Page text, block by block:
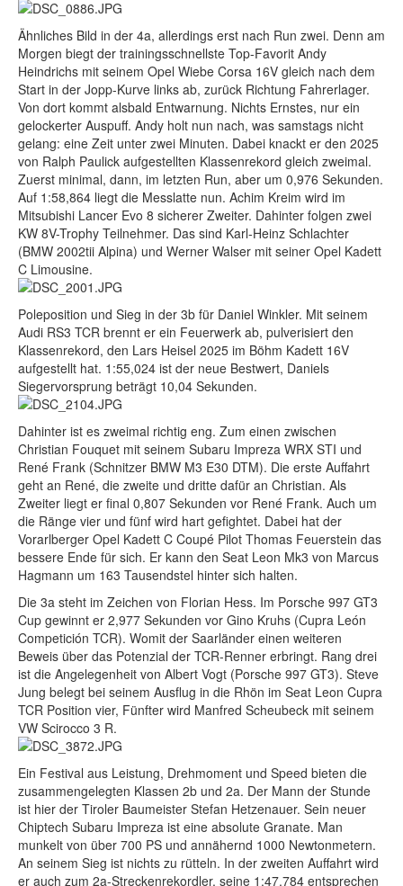
Ähnliches Bild in der 4a, allerdings erst nach Run zwei. Denn am
Morgen biegt der trainingsschnellste Top-Favorit Andy
Heindrichs mit seinem Opel Wiebe Corsa 16V gleich nach dem
Start in der Jopp-Kurve links ab, zurück Richtung Fahrerlager.
Von dort kommt alsbald Entwarnung. Nichts Ernstes, nur ein
gelockerter Auspuff. Andy holt nun nach, was samstags nicht
gelang: eine Zeit unter zwei Minuten. Dabei knackt er den 2025
von Ralph Paulick aufgestellten Klassenrekord gleich zweimal.
Zuerst minimal, dann, im letzten Run, aber um 0,976 Sekunden.
Auf 1:58,864 liegt die Messlatte nun. Achim Kreim wird im
Mitsubishi Lancer Evo 8 sicherer Zweiter. Dahinter folgen zwei
KW 8V-Trophy Teilnehmer. Das sind Karl-Heinz Schlachter
(BMW 2002tii Alpina) und Werner Walser mit seiner Opel Kadett
C Limousine.
Poleposition und Sieg in der 3b für Daniel Winkler. Mit seinem
Audi RS3 TCR brennt er ein Feuerwerk ab, pulverisiert den
Klassenrekord, den Lars Heisel 2025 im Böhm Kadett 16V
aufgestellt hat. 1:55,024 ist der neue Bestwert, Daniels
Siegervorsprung beträgt 10,04 Sekunden.
Dahinter ist es zweimal richtig eng. Zum einen zwischen
Christian Fouquet mit seinem Subaru Impreza WRX STI und
René Frank (Schnitzer BMW M3 E30 DTM). Die erste Auffahrt
geht an René, die zweite und dritte dafür an Christian. Als
Zweiter liegt er final 0,807 Sekunden vor René Frank. Auch um
die Ränge vier und fünf wird hart gefightet. Dabei hat der
Vorarlberger Opel Kadett C Coupé Pilot Thomas Feuerstein das
bessere Ende für sich. Er kann den Seat Leon Mk3 von Marcus
Hagmann um 163 Tausendstel hinter sich halten.
Die 3a steht im Zeichen von Florian Hess. Im Porsche 997 GT3
Cup gewinnt er 2,977 Sekunden vor Gino Kruhs (Cupra León
Competición TCR). Womit der Saarländer einen weiteren
Beweis über das Potenzial der TCR-Renner erbringt. Rang drei
ist die Angelegenheit von Albert Vogt (Porsche 997 GT3). Steve
Jung belegt bei seinem Ausflug in die Rhön im Seat Leon Cupra
TCR Position vier, Fünfter wird Manfred Scheubeck mit seinem
VW Scirocco 3 R.
Ein Festival aus Leistung, Drehmoment und Speed bieten die
zusammengelegten Klassen 2b und 2a. Der Mann der Stunde
ist hier der Tiroler Baumeister Stefan Hetzenauer. Sein neuer
Chiptech Subaru Impreza ist eine absolute Granate. Man
munkelt von über 700 PS und annähernd 1000 Newtonmetern.
An seinem Sieg ist nichts zu rütteln. In der zweiten Auffahrt wird
er auch zum 2a-Streckenrekordler, seine 1:47,784 entsprechen